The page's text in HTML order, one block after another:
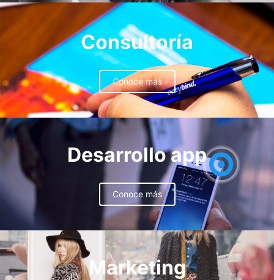
Consultoría
Conoce más
Desarrollo app
Conoce más
Marketing